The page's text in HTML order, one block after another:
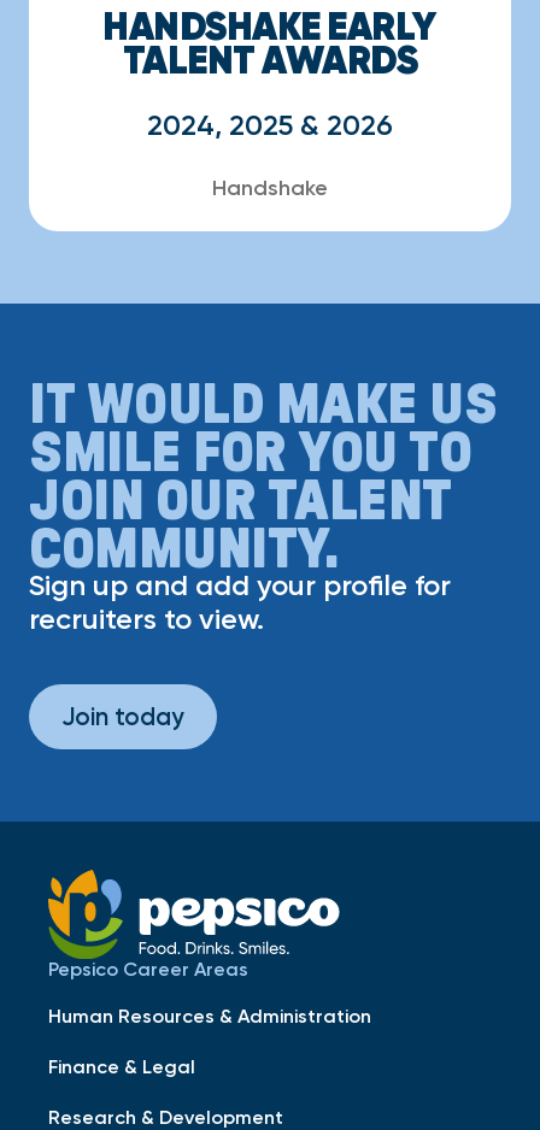
HANDSHAKE EARLY
TALENT AWARDS
2024, 2025 & 2026
Handshake
IT WOULD MAKE US
SMILE FOR YOU TO
JOIN OUR TALENT
COMMUNITY.
Sign up and add your profile for
recruiters to view.
Join today
Pepsico Career Areas
Human Resources & Administration
Finance & Legal
Research & Development